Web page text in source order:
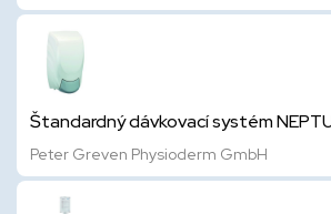
Štandardný dávkovací systém
Peter Greven Physioderm GmbH